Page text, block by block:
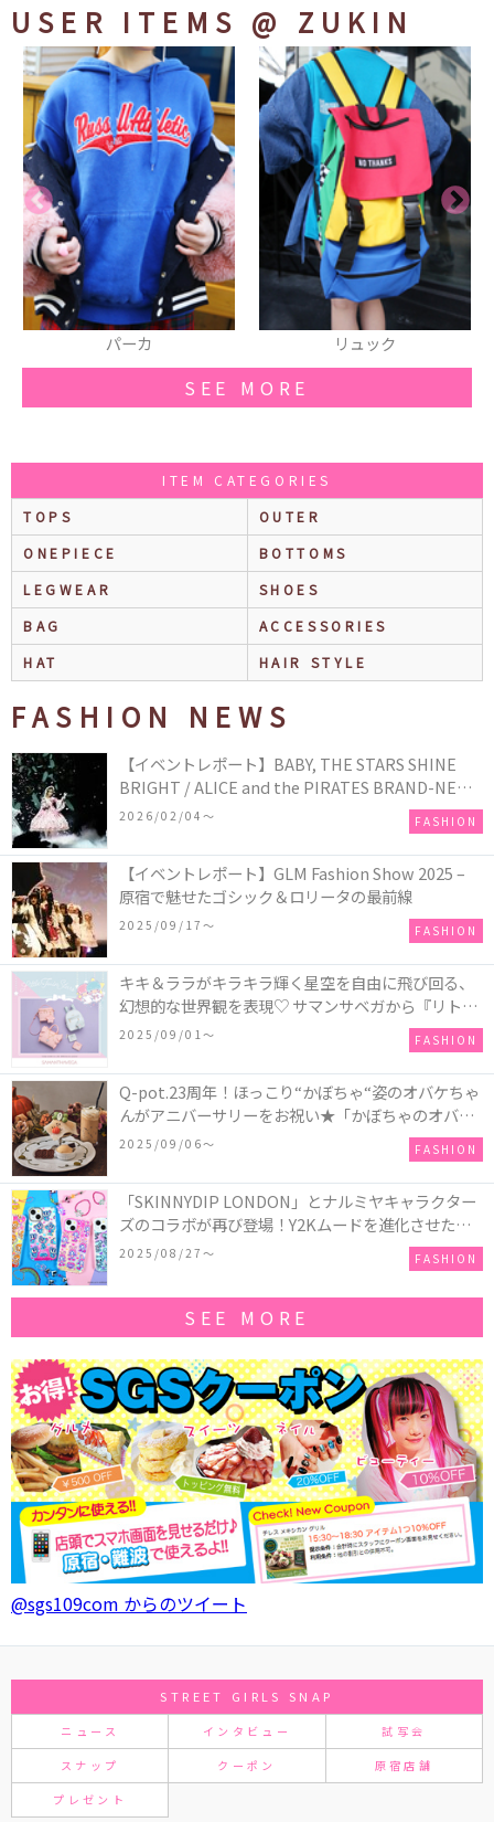
USER ITEMS @ ZUKIN
SEE MORE
ITEM CATEGORIES
TOPS
OUTER
ONEPIECE
BOTTOMS
LEGWEAR
SHOES
BAG
ACCESSORIES
HAT
HAIR STYLE
FASHION NEWS
【イベントレポート】BABY, THE STARS SHINE
BRIGHT / ALICE and the PIRATES BRAND-NEW
COLLECTION in TOKYO
2026/02/04〜 FASHION
【イベントレポート】GLM Fashion Show 2025 –
原宿で魅せたゴシック＆ロリータの最前線
2025/09/17〜 FASHION
キキ＆ララがキラキラ輝く星空を自由に飛び回る、
幻想的な世界観を表現♡ サマンサベガから『リトル
ツインスターズ』50周年アニバーサリーイヤー』を
2025/09/01〜 FASHION
Q-pot.23周年！ほっこり“かぼちゃ“姿のオバケちゃ
んがアニバーサリーをお祝い★「かぼちゃのオバケ
ーキアクセサリー」が新発売！Q-pot CAFE.では
「かぼちゃのオバケーキプレート」も登場
2025/09/06〜 FASHION
「SKINNYDIP LONDON」とナルミヤキャラクター
ズのコラボが再び登場！Y2Kムードを進化させた新
作コレクションを発売♪
2025/08/27〜 FASHION
SEE MORE
@sgs109com からのツイート
STREET GIRLS SNAP
ニュース インタビュー 試写会
スナップ クーポン 原宿店舗
プレゼント